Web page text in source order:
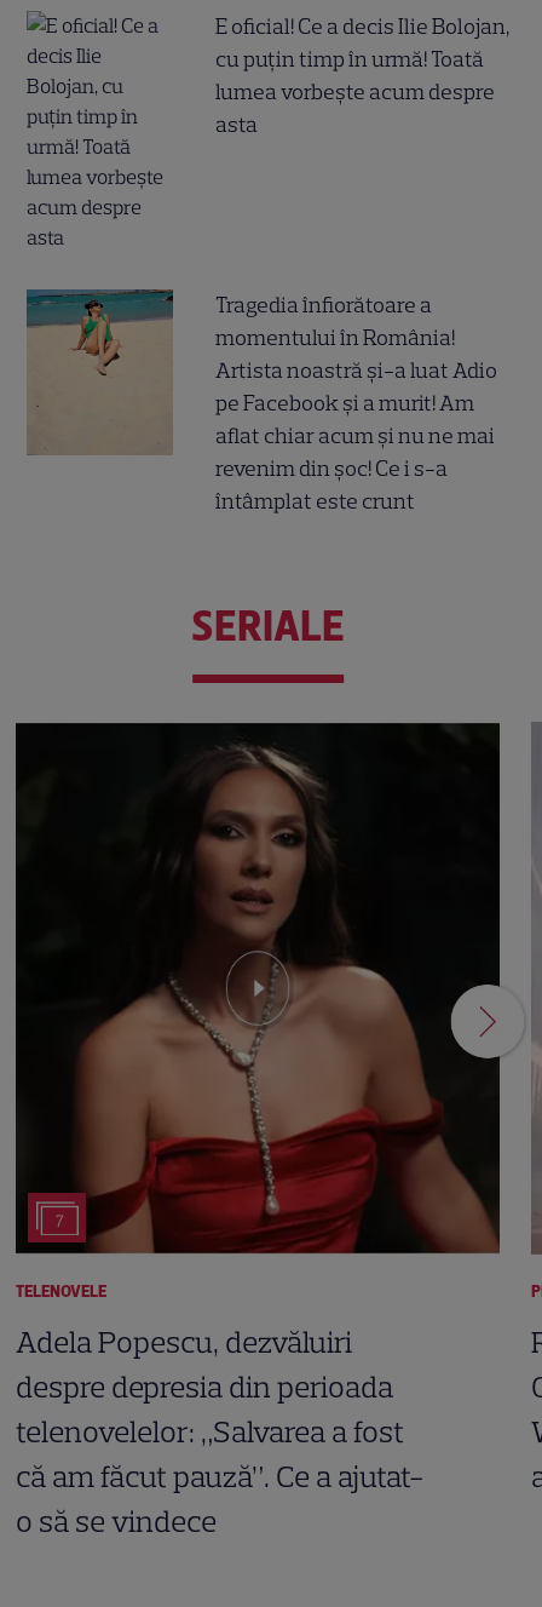
E oficial! Ce a decis Ilie Bolojan,
cu puțin timp în urmă! Toată
lumea vorbește acum despre
asta
Tragedia înfiorătoare a
momentului în România!
Artista noastră și-a luat Adio
pe Facebook și a murit! Am
aflat chiar acum și nu ne mai
revenim din șoc! Ce i s-a
întâmplat este crunt
SERIALE
7
TELENOVELE
Adela Popescu, dezvăluiri
despre depresia din perioada
telenovelelor: „Salvarea a fost
că am făcut pauză”. Ce a ajutat-
o să se vindece